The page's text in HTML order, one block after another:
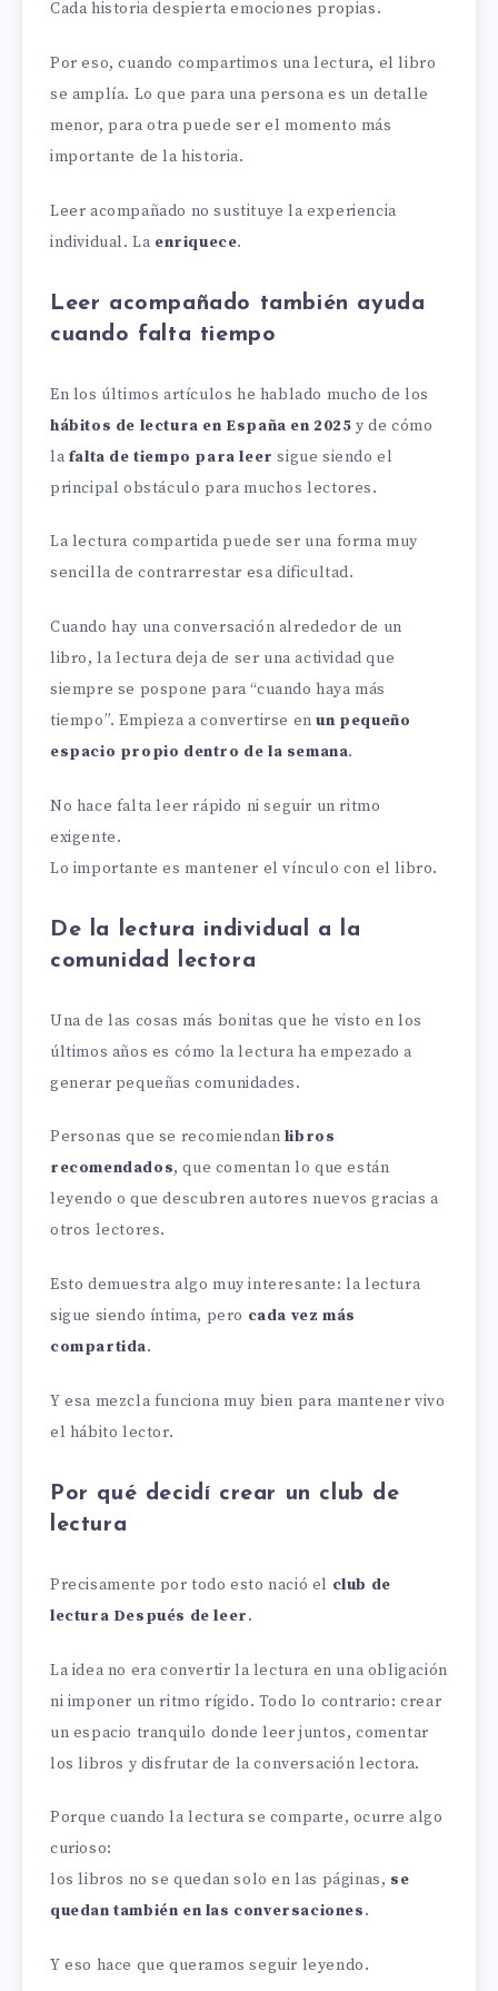
Cada historia despierta emociones propias.
Por eso, cuando compartimos una lectura, el libro
se amplía. Lo que para una persona es un detalle
menor, para otra puede ser el momento más
importante de la historia.
Leer acompañado no sustituye la experiencia
individual. La enriquece.
Leer acompañado también ayuda
cuando falta tiempo
En los últimos artículos he hablado mucho de los
hábitos de lectura en España en 2025 y de cómo
la falta de tiempo para leer sigue siendo el
principal obstáculo para muchos lectores.
La lectura compartida puede ser una forma muy
sencilla de contrarrestar esa dificultad.
Cuando hay una conversación alrededor de un
libro, la lectura deja de ser una actividad que
siempre se pospone para “cuando haya más
tiempo”. Empieza a convertirse enun pequeño
espacio propio dentro de la semana.
No hace falta leer rápido ni seguir un ritmo
exigente.
Lo importante es mantener el vínculo con el libro.
De la lectura individual a la
comunidad lectora
Una de las cosas más bonitas que he visto en los
últimos años es cómo la lectura ha empezado a
generar pequeñas comunidades.
Personas que se recomiendan libros
recomendados, que comentan lo que están
leyendo o que descubren autores nuevos gracias a
otros lectores.
Esto demuestra algo muy interesante: la lectura
sigue siendo íntima, pero cada vez más
compartida.
Y esa mezcla funciona muy bien para mantener vivo
el hábito lector.
Por qué decidí crear un club de
lectura
Precisamente por todo esto nació el club de
lectura Después de leer.
La idea no era convertir la lectura en una obligación
ni imponer un ritmo rígido. Todo lo contrario: crear
un espacio tranquilo donde leer juntos, comentar
los libros y disfrutar de la conversación lectora.
Porque cuando la lectura se comparte, ocurre algo
curioso:
los libros no se quedan solo en las páginas, se
quedan también en las conversaciones.
Y eso hace que queramos seguir leyendo.